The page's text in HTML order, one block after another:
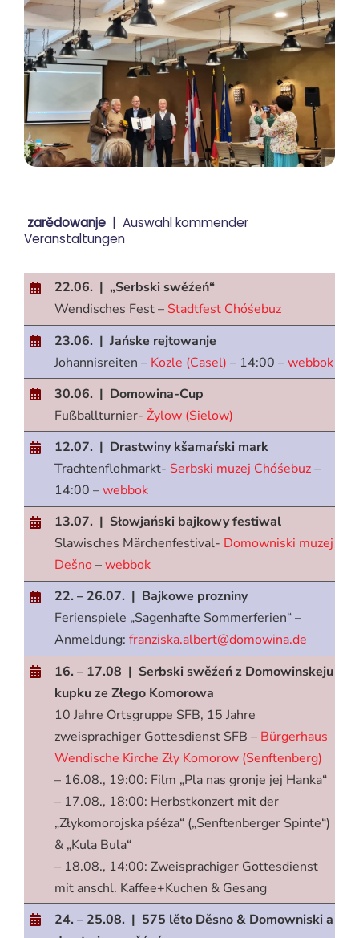
zarědowanje | Auswahl kommender
Veranstaltungen
22.06. | „Serbski swěźeń“
Wendisches Fest – Stadtfest Chóśebuz
23.06. | Jańske rejtowanje
Johannisreiten – Kozle (Casel) – 14:00 –webbok
30.06. | Domowina-Cup
Fußballturnier-Žylow (Sielow)
12.07. | Drastwiny kšamaŕski mark
Trachtenflohmarkt- Serbski muzej Chóśebuz–
14:00 –webbok
13.07. | Słowjański bajkowy festiwal
Slawisches Märchenfestival- Domowniski muzej
Dešno –webbok
22. – 26.07. | Bajkowe prozniny
Ferienspiele „Sagenhafte Sommerferien“ –
Anmeldung:franziska.albert@domowina.de
16. – 17.08 | Serbski swěźeń z Domowinskeju
kupku ze Złego Komorowa
10 Jahre Ortsgruppe SFB, 15 Jahre
zweisprachiger Gottesdienst SFB – Bürgerhaus
Wendische Kirche Zły Komorow (Senftenberg)
– 16.08., 19:00: Film „Pla nas gronje jej Hanka“
– 17.08., 18:00: Herbstkonzert mit der
„Złykomorojska pśěza“ („Senftenberger Spinte“)
& „Kula Bula“
– 18.08., 14:00: Zweisprachiger Gottesdienst
mit anschl. Kaffee+Kuchen & Gesang
24. – 25.08. | 575 lěto Děsno & Domowniski a